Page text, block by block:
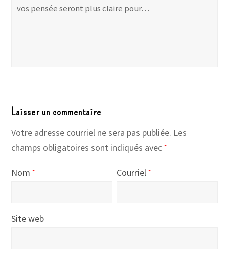
vos pensée seront plus claire pour…
Laisser un commentaire
Votre adresse courriel ne sera pas publiée. Les
champs obligatoires sont indiqués avec*
Nom* Courriel*
Site web